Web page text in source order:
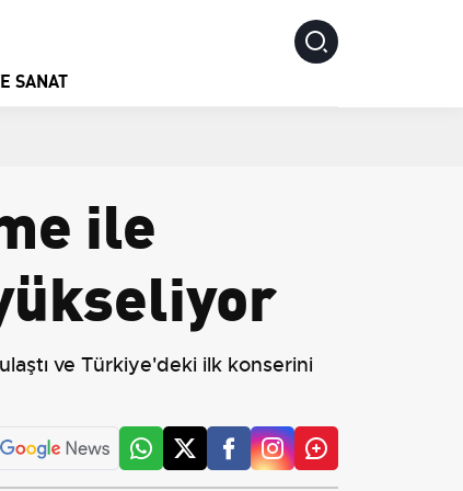
SANAT
ile
ve Türkiye'deki ilk konserini